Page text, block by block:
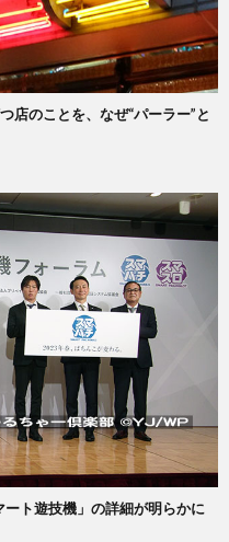
店のことを、なぜ“パーラー”と
ト遊技機」の詳細が明らかに